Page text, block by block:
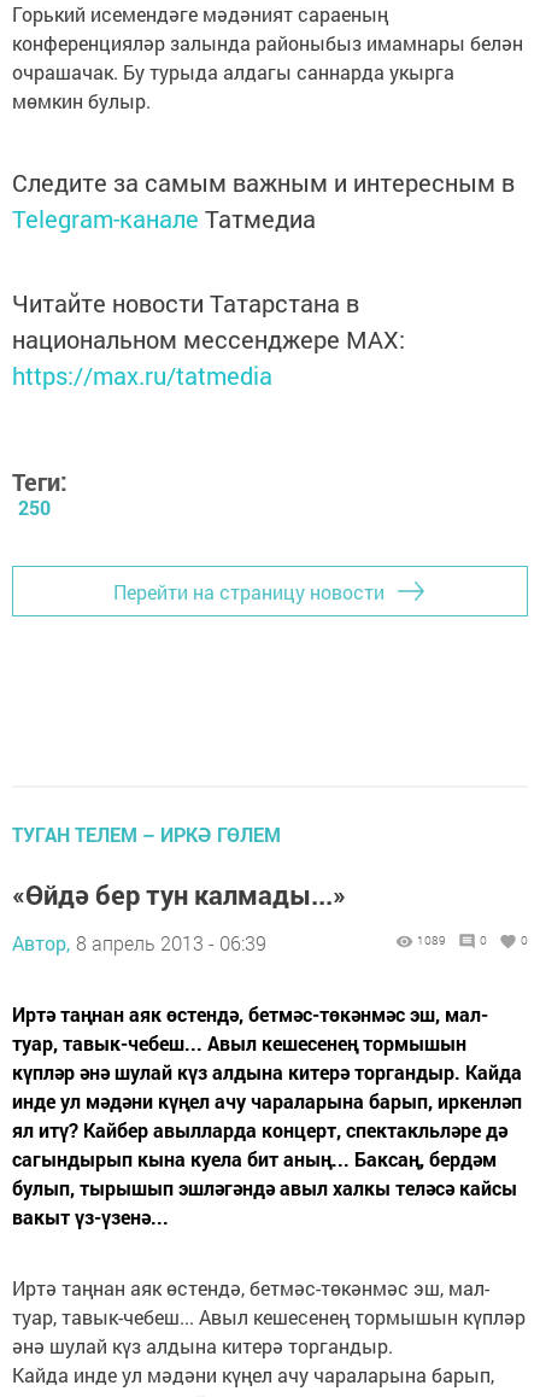
Горький исемендәге мәдәният сараеның
конференцияләр залында районыбыз имамнары белән
очрашачак. Бу турыда алдагы саннарда укырга
мөмкин булыр.
Следите за самым важным и интересным в
Telegram-канале Татмедиа
Читайте новости Татарстана в
национальном мессенджере MАХ:
https://max.ru/tatmedia
Теги:
250
Перейти на страницу новости
ТУГАН ТЕЛЕМ – ИРКӘ ГӨЛЕМ
«Өйдә бер тун калмады...»
Автор, 8 апрель 2013 - 06:39 1089 0 0
Иртә таңнан аяк өстендә, бетмәс-төкәнмәс эш, мал-
туар, тавык-чебеш... Авыл кешесенең тормышын
күпләр әнә шулай күз алдына китерә торгандыр. Кайда
инде ул мәдәни күңел ачу чараларына барып, иркенләп
ял итү? Кайбер авылларда концерт, спектакльләре дә
сагындырып кына куела бит аның... Баксаң, бердәм
булып, тырышып эшләгәндә авыл халкы теләсә кайсы
вакыт үз-үзенә...
Иртә таңнан аяк өстендә, бетмәс-төкәнмәс эш, мал-
туар, тавык-чебеш... Авыл кешесенең тормышын күпләр
әнә шулай күз алдына китерә торгандыр.
Кайда инде ул мәдәни күңел ачу чараларына барып,